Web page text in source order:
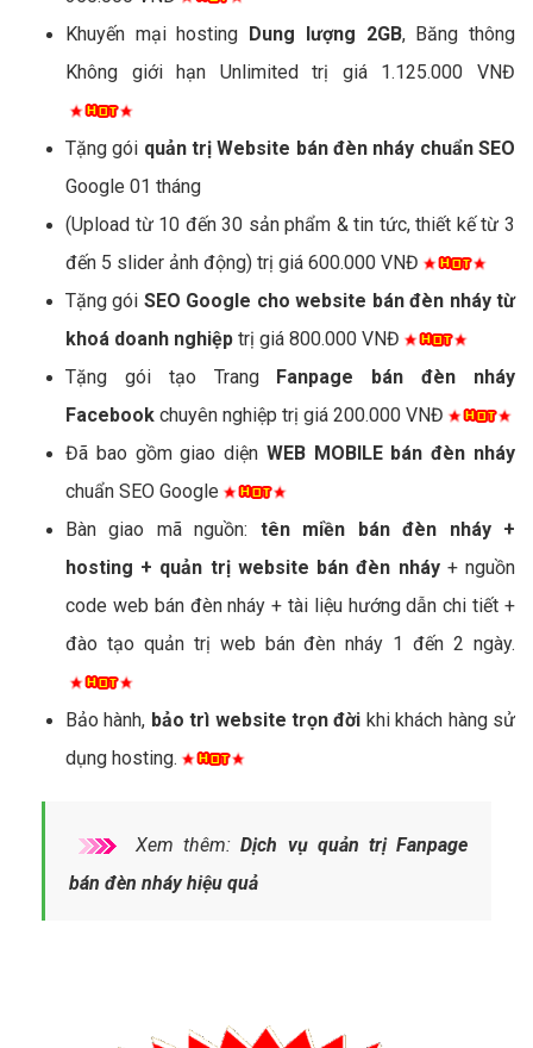
Khuyến mại hosting Dung lượng 2GB, Băng thông
Không giới hạn Unlimited trị giá 1.125.000 VNĐ
Tặng gói quản trị Website bán đèn nháy chuẩn SEO
Google 01 tháng
(Upload từ 10 đến 30 sản phẩm & tin tức, thiết kế từ 3
đến 5 slider ảnh động) trị giá 600.000 VNĐ
Tặng gói SEO Google cho website bán đèn nháy từ
khoá doanh nghiệp trị giá 800.000 VNĐ
Tặng gói tạo Trang Fanpage bán đèn nháy
Facebook chuyên nghiệp trị giá 200.000 VNĐ
Đã bao gồm giao diện WEB MOBILE bán đèn nháy
chuẩn SEO Google
Bàn giao mã nguồn: tên miền bán đèn nháy +
hosting + quản trị website bán đèn nháy+ nguồn
code web bán đèn nháy + tài liệu hướng dẫn chi tiết +
đào tạo quản trị web bán đèn nháy 1 đến 2 ngày.
Bảo hành, bảo trì website trọn đời khi khách hàng sử
dụng hosting.
Xem thêm:Dịch vụ quản trị Fanpage
bán đèn nháy hiệu quả